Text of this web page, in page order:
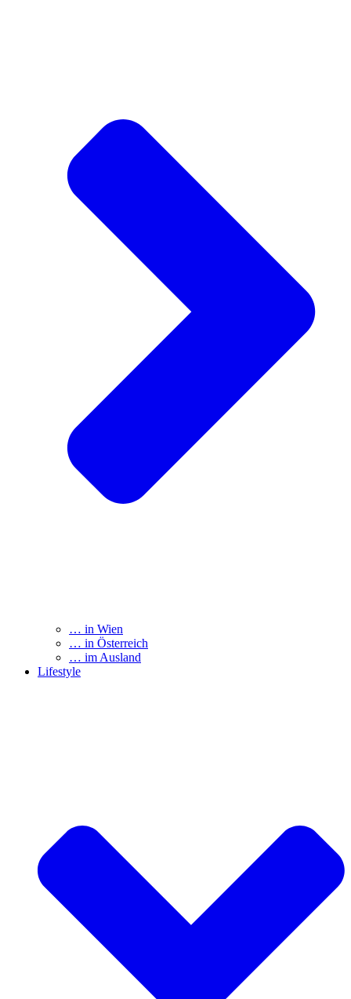
… in Wien
… in Österreich
… im Ausland
Lifestyle